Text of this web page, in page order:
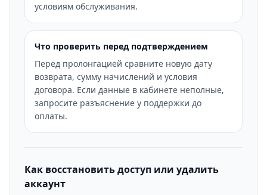
условиям обслуживания.
Что проверить перед подтверждением
Перед пролонгацией сравните новую дату
возврата, сумму начислений и условия
договора. Если данные в кабинете неполные,
запросите разъяснение у поддержки до
оплаты.
Как восстановить доступ или удалить
аккаунт